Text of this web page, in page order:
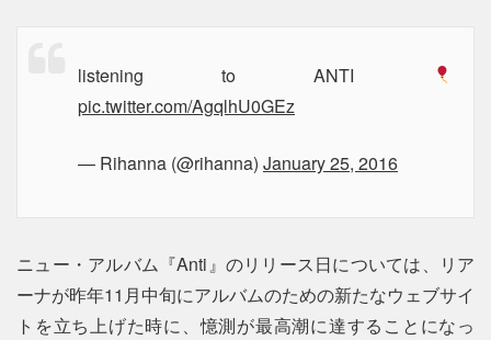
listening to ANTI
pic.twitter.com/AgqlhU0GEz
— Rihanna (@rihanna) January 25, 2016
ニュー・アルバム『Anti』のリリース日については、リア
ーナが昨年11月中旬にアルバムのための新たなウェブサイ
トを立ち上げた時に、憶測が最高潮に達することになっ